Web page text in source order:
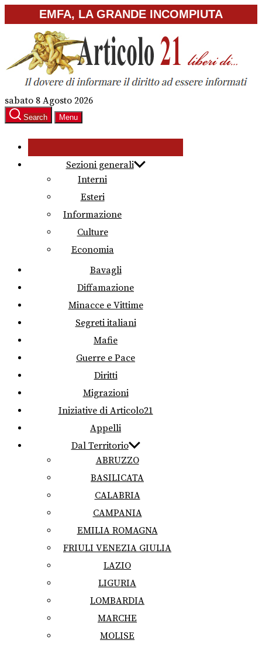
to
content
EMFA, LA GRANDE INCOMPIUTA
sabato 8 Agosto 2026
Search Menu
Sezioni generali
Interni
Esteri
Informazione
Culture
Economia
Bavagli
Diffamazione
Minacce e Vittime
Segreti italiani
Mafie
Guerre e Pace
Diritti
Migrazioni
Iniziative di Articolo21
Appelli
Dal Territorio
ABRUZZO
BASILICATA
CALABRIA
CAMPANIA
EMILIA ROMAGNA
FRIULI VENEZIA GIULIA
LAZIO
LIGURIA
LOMBARDIA
MARCHE
MOLISE